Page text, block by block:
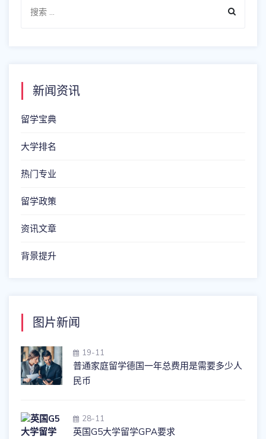
新闻资讯
留学宝典
大学排名
热门专业
留学政策
资讯文章
背景提升
图片新闻
19-11
普通家庭留学德国一年总费用是需要多少人
民币
28-11
英国G5大学留学GPA要求